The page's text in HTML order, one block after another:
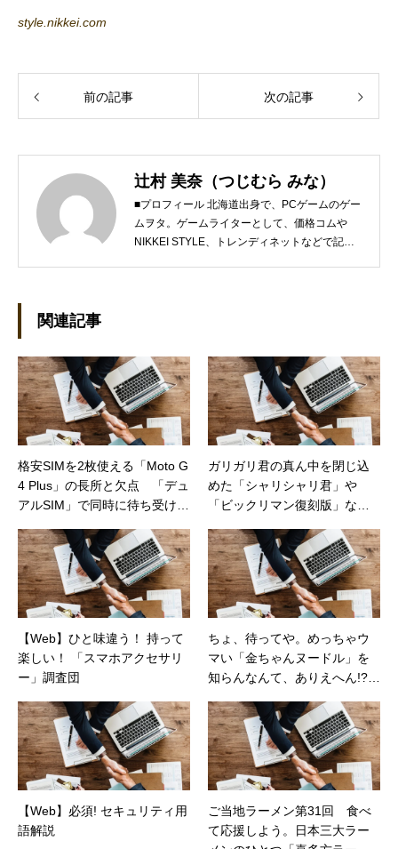
style.nikkei.com
前の記事 次の記事
辻村 美奈（つじむら みな）
■プロフィール 北海道出身で、PCゲームのゲー
ムヲタ。ゲームライターとして、価格コムや
NIKKEI STYLE、トレンディネットなどで記事
関連記事
格安SIMを2枚使える「Moto G
4 Plus」の長所と欠点 「デュ
アルSIM」で同時に待ち受け
ガリガリ君の真ん中を閉じ込
めた「シャリシャリ君」や
「ビックリマン復刻版」な
売！（カカクコムマガジン）
【Web】ひと味違う！ 持って
楽しい！ 「スマホアクセサリ
ー」調査団
ちょ、待ってや。めっちゃウ
マい「金ちゃんヌードル」を
知らんなんて、ありえへん!?
マガジン）
【Web】必須! セキュリティ用
語解説
ご当地ラーメン第31回 食べ
て応援しよう。日本三大ラー